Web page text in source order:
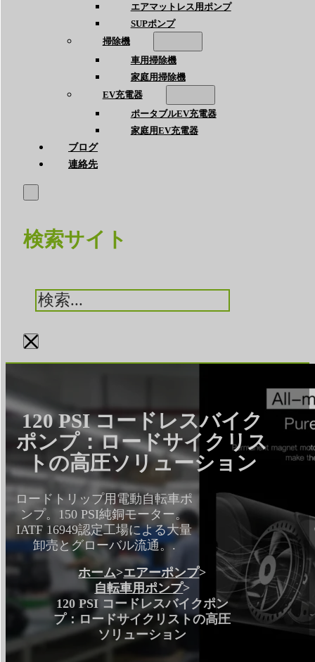
エアマットレス用ポンプ
SUPポンプ
掃除機
車用掃除機
家庭用掃除機
EV充電器
ポータブルEV充電器
家庭用EV充電器
ブログ
連絡先
検索サイト
検
索
×
120 PSI コードレスバイク
ポンプ：ロードサイクリス
トの高圧ソリューション
ロードトリップ用電動自転車ポ
ンプ。150 PSI純銅モーター。
IATF 16949認定工場による大量
卸売とグローバル流通。.
ホーム>エアーポンプ>
自転車用ポンプ>
120 PSI コードレスバイクポン
プ：ロードサイクリストの高圧
ソリューション